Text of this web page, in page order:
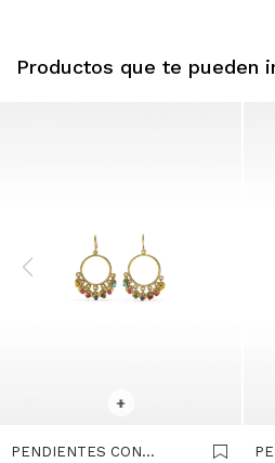
Productos que te pueden
+
PENDIENTES CON